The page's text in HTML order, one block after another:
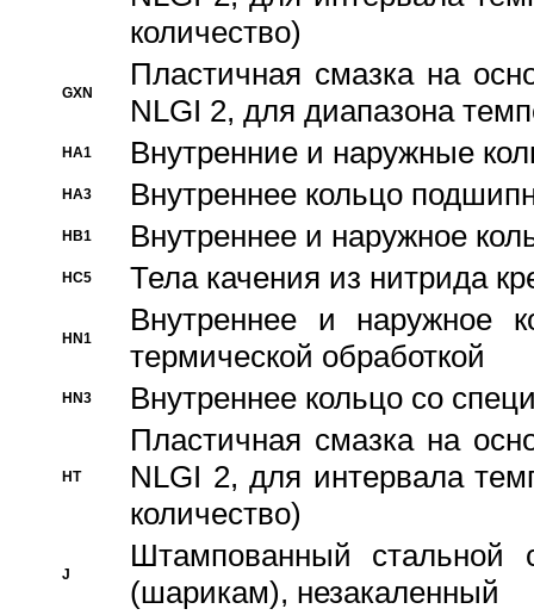
количество)
GXN
Пластичная смазка на
NLGI 2, для диапазона
HA1 Внутренние и наружные
HA3 Bнутреннее кольцо
HB1 Bнутреннее и наружное
HC5 Тела качения из нитрида
HN1
Bнутреннее и наружное
термической обработкой
HN3 Внутреннее кольцо со
HT
Пластичная смазка на
NLGI 2, для интервала
количество)
J
Штампованный стальной
(шарикам), незакаленный